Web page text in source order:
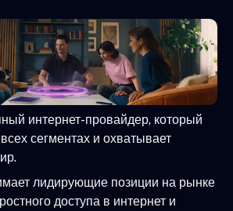
интернет-провайдер, который
сегментах и охватывает
лидирующие позиции на рынке
доступа в интернет и